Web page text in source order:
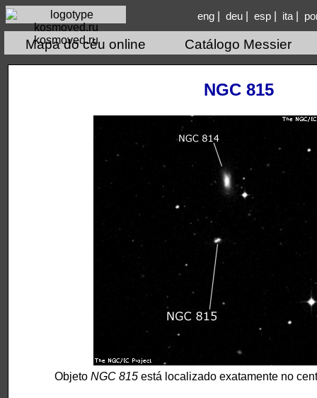
kosmoved.ru
eng| deu| esp| ita|
Mapa do céu online Catálogo Messier
NGC 815
Objeto NGC 815está localizado exatamente no